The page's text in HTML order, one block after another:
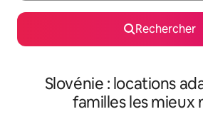
Rechercher
Slovénie : locations
familles les mieux